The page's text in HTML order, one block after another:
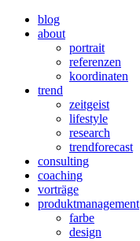
blog
about
portrait
referenzen
koordinaten
trend
zeitgeist
lifestyle
research
trendforecast
consulting
coaching
vorträge
produktmanagement
farbe
design